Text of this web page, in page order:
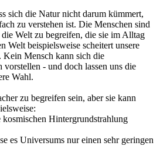
sich die Natur nicht darum kümmert,
zu verstehen ist. Die Menschen sind
Welt zu begreifen, die sie im Alltag
Welt beispielsweise scheitert unsere
Mensch kann sich die
- und doch lassen uns die
Wahl.
zu begreifen sein, aber sie kann
Hintergrundstrahlung
es Universums nur einen sehr geringen